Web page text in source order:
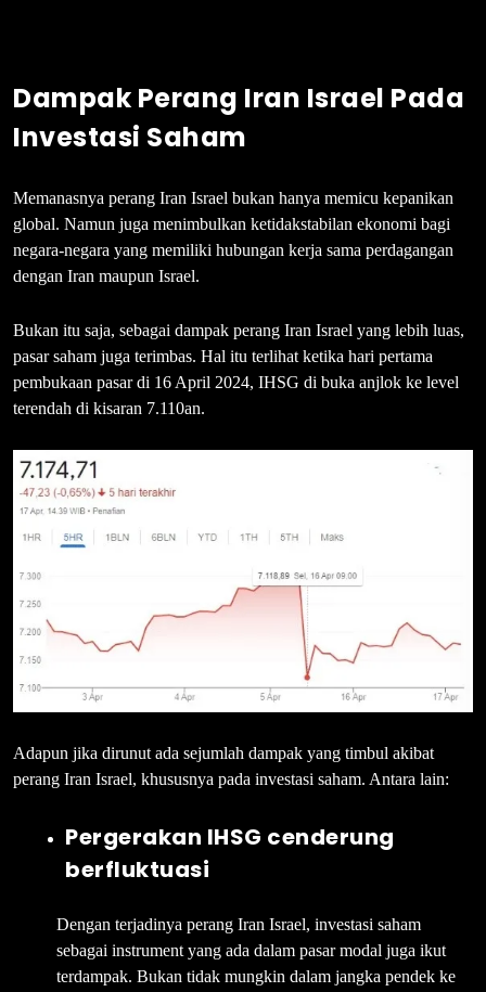
Dampak Perang Iran Israel Pada
Investasi Saham
Memanasnya perang Iran Israel bukan hanya memicu kepanikan
global. Namun juga menimbulkan ketidakstabilan ekonomi bagi
negara-negara yang memiliki hubungan kerja sama perdagangan
dengan Iran maupun Israel.
Bukan itu saja, sebagai dampak perang Iran Israel yang lebih luas,
pasar saham juga terimbas. Hal itu terlihat ketika hari pertama
pembukaan pasar di 16 April 2024, IHSG di buka anjlok ke level
terendah di kisaran 7.110an.
Adapun jika dirunut ada sejumlah dampak yang timbul akibat
perang Iran Israel, khususnya pada investasi saham. Antara lain:
Pergerakan IHSG cenderung
berfluktuasi
Dengan terjadinya perang Iran Israel, investasi saham
sebagai instrument yang ada dalam pasar modal juga ikut
terdampak. Bukan tidak mungkin dalam jangka pendek ke